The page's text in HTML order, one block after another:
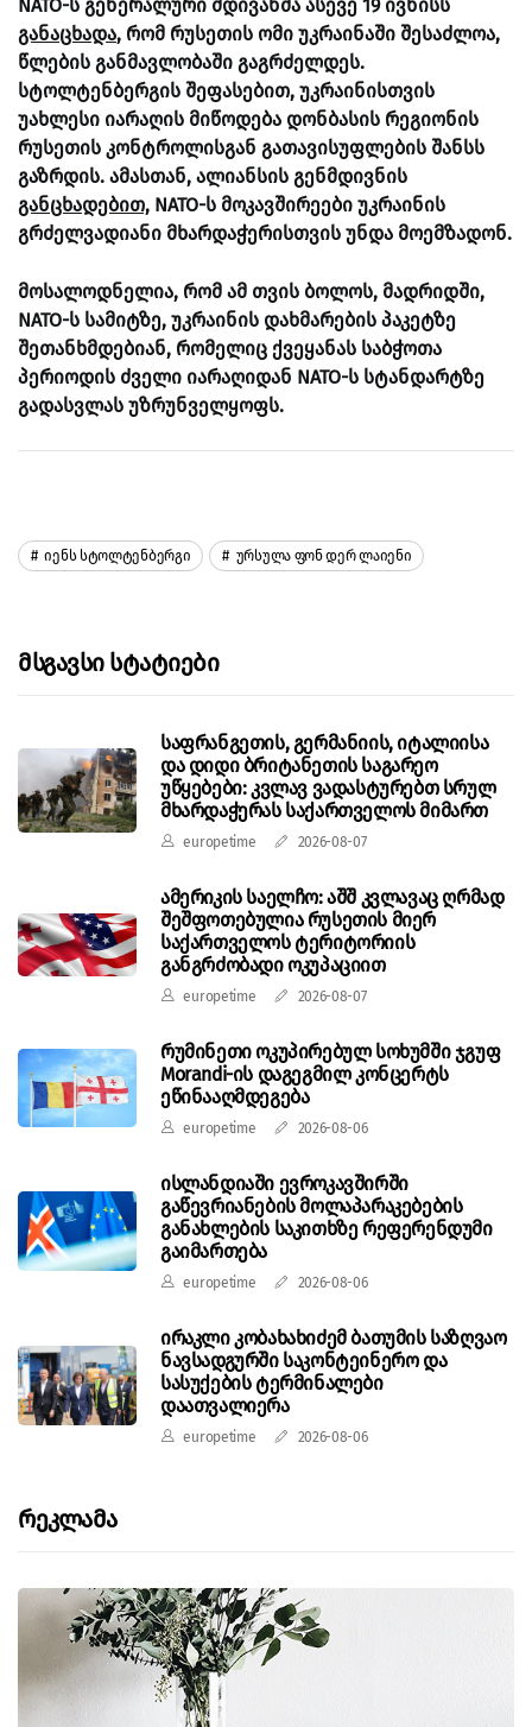
NATO-ს გენერალური მდივანმა ასევე 19 ივნისს
განაცხადა, რომ რუსეთის ომი უკრაინაში შესაძლოა,
წლების განმავლობაში გაგრძელდეს.
სტოლტენბერგის შეფასებით, უკრაინისთვის
უახლესი იარაღის მიწოდება დონბასის რეგიონის
რუსეთის კონტროლისგან გათავისუფლების შანსს
გაზრდის. ამასთან, ალიანსის გენმდივნის
განცხადებით, NATO-ს მოკავშირეები უკრაინის
გრძელვადიანი მხარდაჭერისთვის უნდა მოემზადონ.
მოსალოდნელია, რომ ამ თვის ბოლოს, მადრიდში,
NATO-ს სამიტზე, უკრაინის დახმარების პაკეტზე
შეთანხმდებიან, რომელიც ქვეყანას საბჭოთა
პერიოდის ძველი იარაღიდან NATO-ს სტანდარტზე
გადასვლას უზრუნველყოფს.
Იენს Სტოლტენბერგი Ურსულა Ფონ Დერ Ლაიენი
Მსგავსი Სტატიები
საფრანგეთის, გერმანიის, იტალიისა
და დიდი ბრიტანეთის საგარეო
უწყებები: კვლავ ვადასტურებთ სრულ
მხარდაჭერას საქართველოს მიმართ
europetime 2026-08-07
ამერიკის საელჩო: აშშ კვლავაც ღრმად
შეშფოთებულია რუსეთის მიერ
საქართველოს ტერიტორიის
განგრძობადი ოკუპაციით
europetime 2026-08-07
რუმინეთი ოკუპირებულ სოხუმში ჯგუფ
Morandi-ის დაგეგმილ კონცერტს
ეწინააღმდეგება
europetime 2026-08-06
ისლანდიაში ევროკავშირში
გაწევრიანების მოლაპარაკებების
განახლების საკითხზე რეფერენდუმი
გაიმართება
europetime 2026-08-06
ირაკლი კობახახიძემ ბათუმის საზღვაო
ნავსადგურში საკონტეინერო და
სასუქების ტერმინალები
დაათვალიერა
europetime 2026-08-06
Რეკლამა